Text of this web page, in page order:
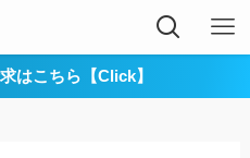
はこちら【Click】